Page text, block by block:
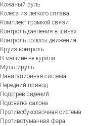
Кожаный руль
Колеса из легкого сплава
Комплект громкой связи
Контроль давления в шинах
Контроль полосы движения
Круиз-контроль
В машине не курили
Мультируль
Навигационная система
Передний привод
Подогрев сидений
Подсветка салона
Противобуксовочная система
Противотуманная фара